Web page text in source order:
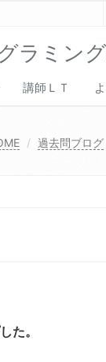
ラミン
講師ＬＴ
過去問ブログ
た。